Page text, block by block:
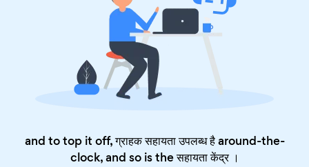
and to top it off, ग्राहक सहायता उपलब्ध है around-the-
clock, and so is theसहायता केंद्र।